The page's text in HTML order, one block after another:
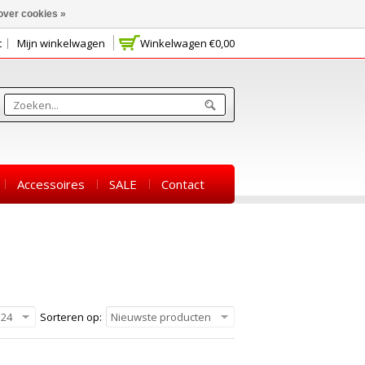
Winkelwagen €0,00
Mijn winkelwagen
Accessoires SALE Contact
Sorteren op: Nieuwste producten
24
cookies »